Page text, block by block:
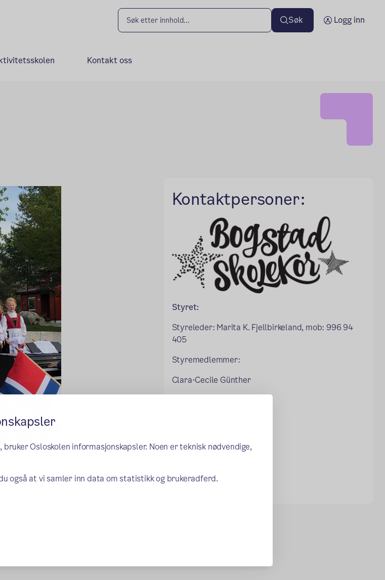
Osloskolen informasjonskapsler. Noen er teknisk nødvendige,
også at vi samler inn data om statistikk og brukeradferd.
Søk Logg inn
Kontakt oss
trinn
av både
og mye mer.
er så
i Røa
julegrana ved
Kontaktpersoner:
Styret:
Styreleder: Marita K. Fjellbirkeland, mob: 996 94
405
Styremedlemmer:
Clara-Cecile Günther
Kristina Aannestad
Oda Elisabeth Skei